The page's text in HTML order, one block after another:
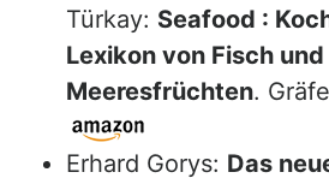
Türkay: Seafood :
Lexikon von Fisch und
Meeresfrüchten.
Erhard Gorys: Das